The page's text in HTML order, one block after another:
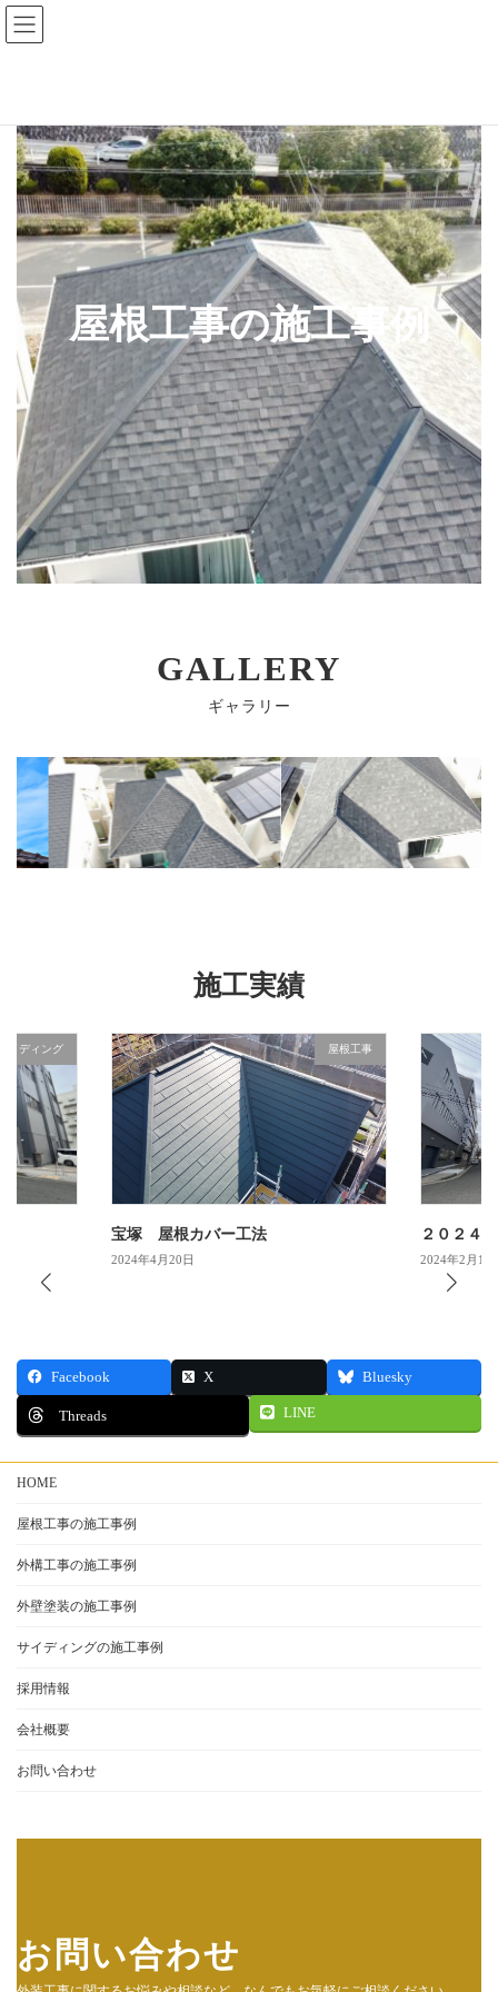
コ
ン
テ
ス
ナ
ビ
ゲ
ン
屋根工事の施工事例
GALLERY
ギャラリー
施工実績
イディング 屋根工事
宝塚 屋根カバー工法
2024年4月20日
２０２４
2024年2月17
Facebook X Bluesky
Threads LINE
HOME
屋根工事の施工事例
外構工事の施工事例
外壁塗装の施工事例
サイディングの施工事例
採用情報
会社概要
お問い合わせ
お問い合わせ